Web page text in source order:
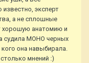
эксперт
а не сплошные
хорошую анатомию и
судила МОНО черных
она навыбирала.
мнений :)